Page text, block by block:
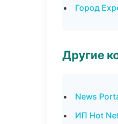
Город
Другие
News
ИП Hot